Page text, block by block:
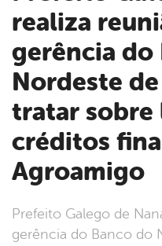
realiza
gerência do
Nordeste
tratar sobre
créditos
Agroamigo
Prefeito Galego de Nanai realiza reunião com
gerência do Banco do